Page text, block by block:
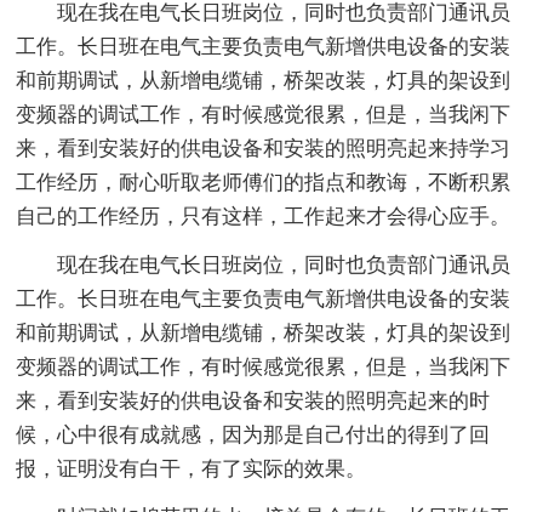
现在我在电气长日班岗位，同时也负责部门通讯员
工作。长日班在电气主要负责电气新增供电设备的安装
和前期调试，从新增电缆铺，桥架改装，灯具的架设到
变频器的调试工作，有时候感觉很累，但是，当我闲下
来，看到安装好的供电设备和安装的照明亮起来持学习
工作经历，耐心听取老师傅们的指点和教诲，不断积累
自己的工作经历，只有这样，工作起来才会得心应手。
现在我在电气长日班岗位，同时也负责部门通讯员
工作。长日班在电气主要负责电气新增供电设备的安装
和前期调试，从新增电缆铺，桥架改装，灯具的架设到
变频器的调试工作，有时候感觉很累，但是，当我闲下
来，看到安装好的供电设备和安装的照明亮起来的时
候，心中很有成就感，因为那是自己付出的得到了回
报，证明没有白干，有了实际的效果。